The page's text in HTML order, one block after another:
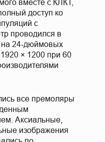
все премоляры
Аксиальные,
изображения
доступ ко
с
проводился в
на 24-дюймовых
× 1200 при 60